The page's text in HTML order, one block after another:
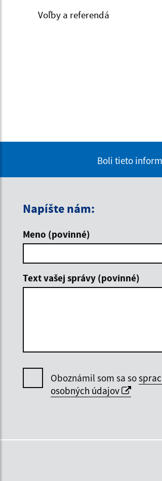
Voľby a referendá
Boli tieto
Napíšte nám:
Meno (povinné)
Text vašej správy (povinné)
Oboznámil som sa so
osobných údajov